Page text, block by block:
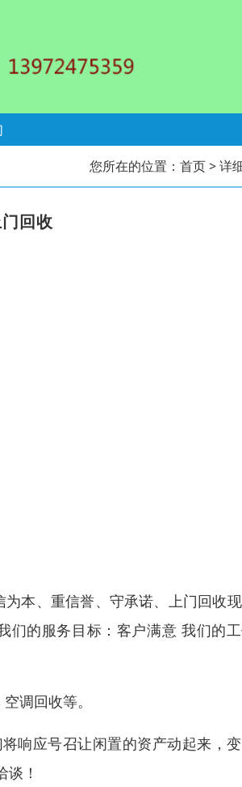
您所在的位置： 首页> 详
回收
本、重信誉、守承诺、上门回收
们的服务目标：客户满意 我们的
调回收等。
响应号召让闲置的资产动起来，
！